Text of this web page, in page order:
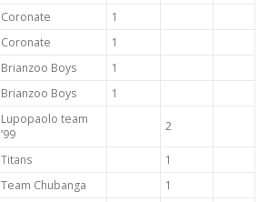
Coronate
1
Coronate
1
Brianzoo Boys
1
Brianzoo Boys 1
Lupopaolo team
’99
2
Titans
1
Team Chubanga
1